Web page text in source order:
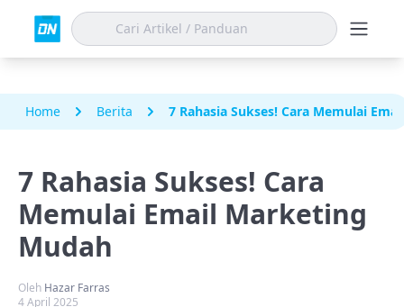
Home Berita 7 Rahasia Sukses! Cara Memulai
7 Rahasia Sukses! Cara
Memulai Email Marketing
Mudah
Oleh Hazar Farras
4 April 2025